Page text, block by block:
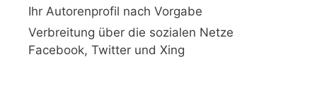
Ihr Autorenprofil nach Vorgabe
Verbreitung über die sozialen Netze
Facebook, Twitter und Xing